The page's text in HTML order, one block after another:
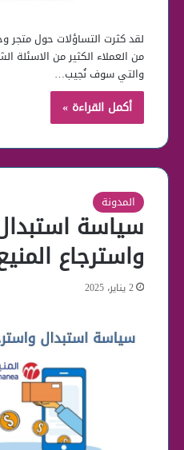
لقد كثرت التساؤلات حول متجر
من العملاء الكثير من الاسئلة
والتي سوف نُجيب…
أكمل القراءة »
المدونة
سياسة
واسترجاع
2 يناير، 2025